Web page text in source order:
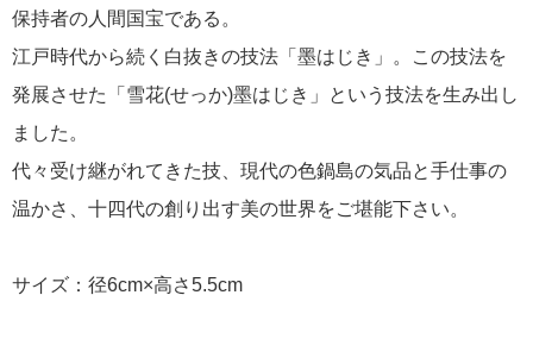
保持者の人間国宝である。
江戸時代から続く白抜きの技法「墨はじき」。この技法を
発展させた「雪花(せっか)墨はじき」という技法を生み出し
ました。
代々受け継がれてきた技、現代の色鍋島の気品と手仕事の
温かさ、十四代の創り出す美の世界をご堪能下さい。
サイズ：径6cm×高さ5.5cm